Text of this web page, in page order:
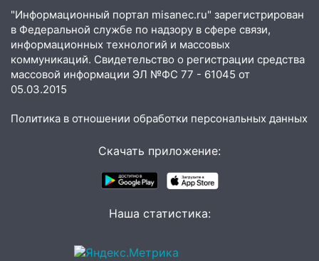
13:17 Непогода в Ульяновске не
закончится сегодня: сильные ливни
сохранятся 9 августа
13:15
Трижды «брал в долг» без спроса:
житель Вешкаймского района похитил у
Ураган оторвал светофор на
проспекте Филатова в Ульяновске
Дерево пробило крышу дома на
Новгородской в Ульяновске и рухнуло
упало во дворе
"Информационный портал misanec.ru" зарегистрирован
в Федеральной службе по надзору в сфере связи,
информационных технологий и массовых
коммуникаций. Свидетельство о регистрации средства
массовой информации ЭЛ №ФС 77 - 61045 от
05.03.2015
Политика в отношении обработки персональных данных
Скачать приложение:
Наша статистика: